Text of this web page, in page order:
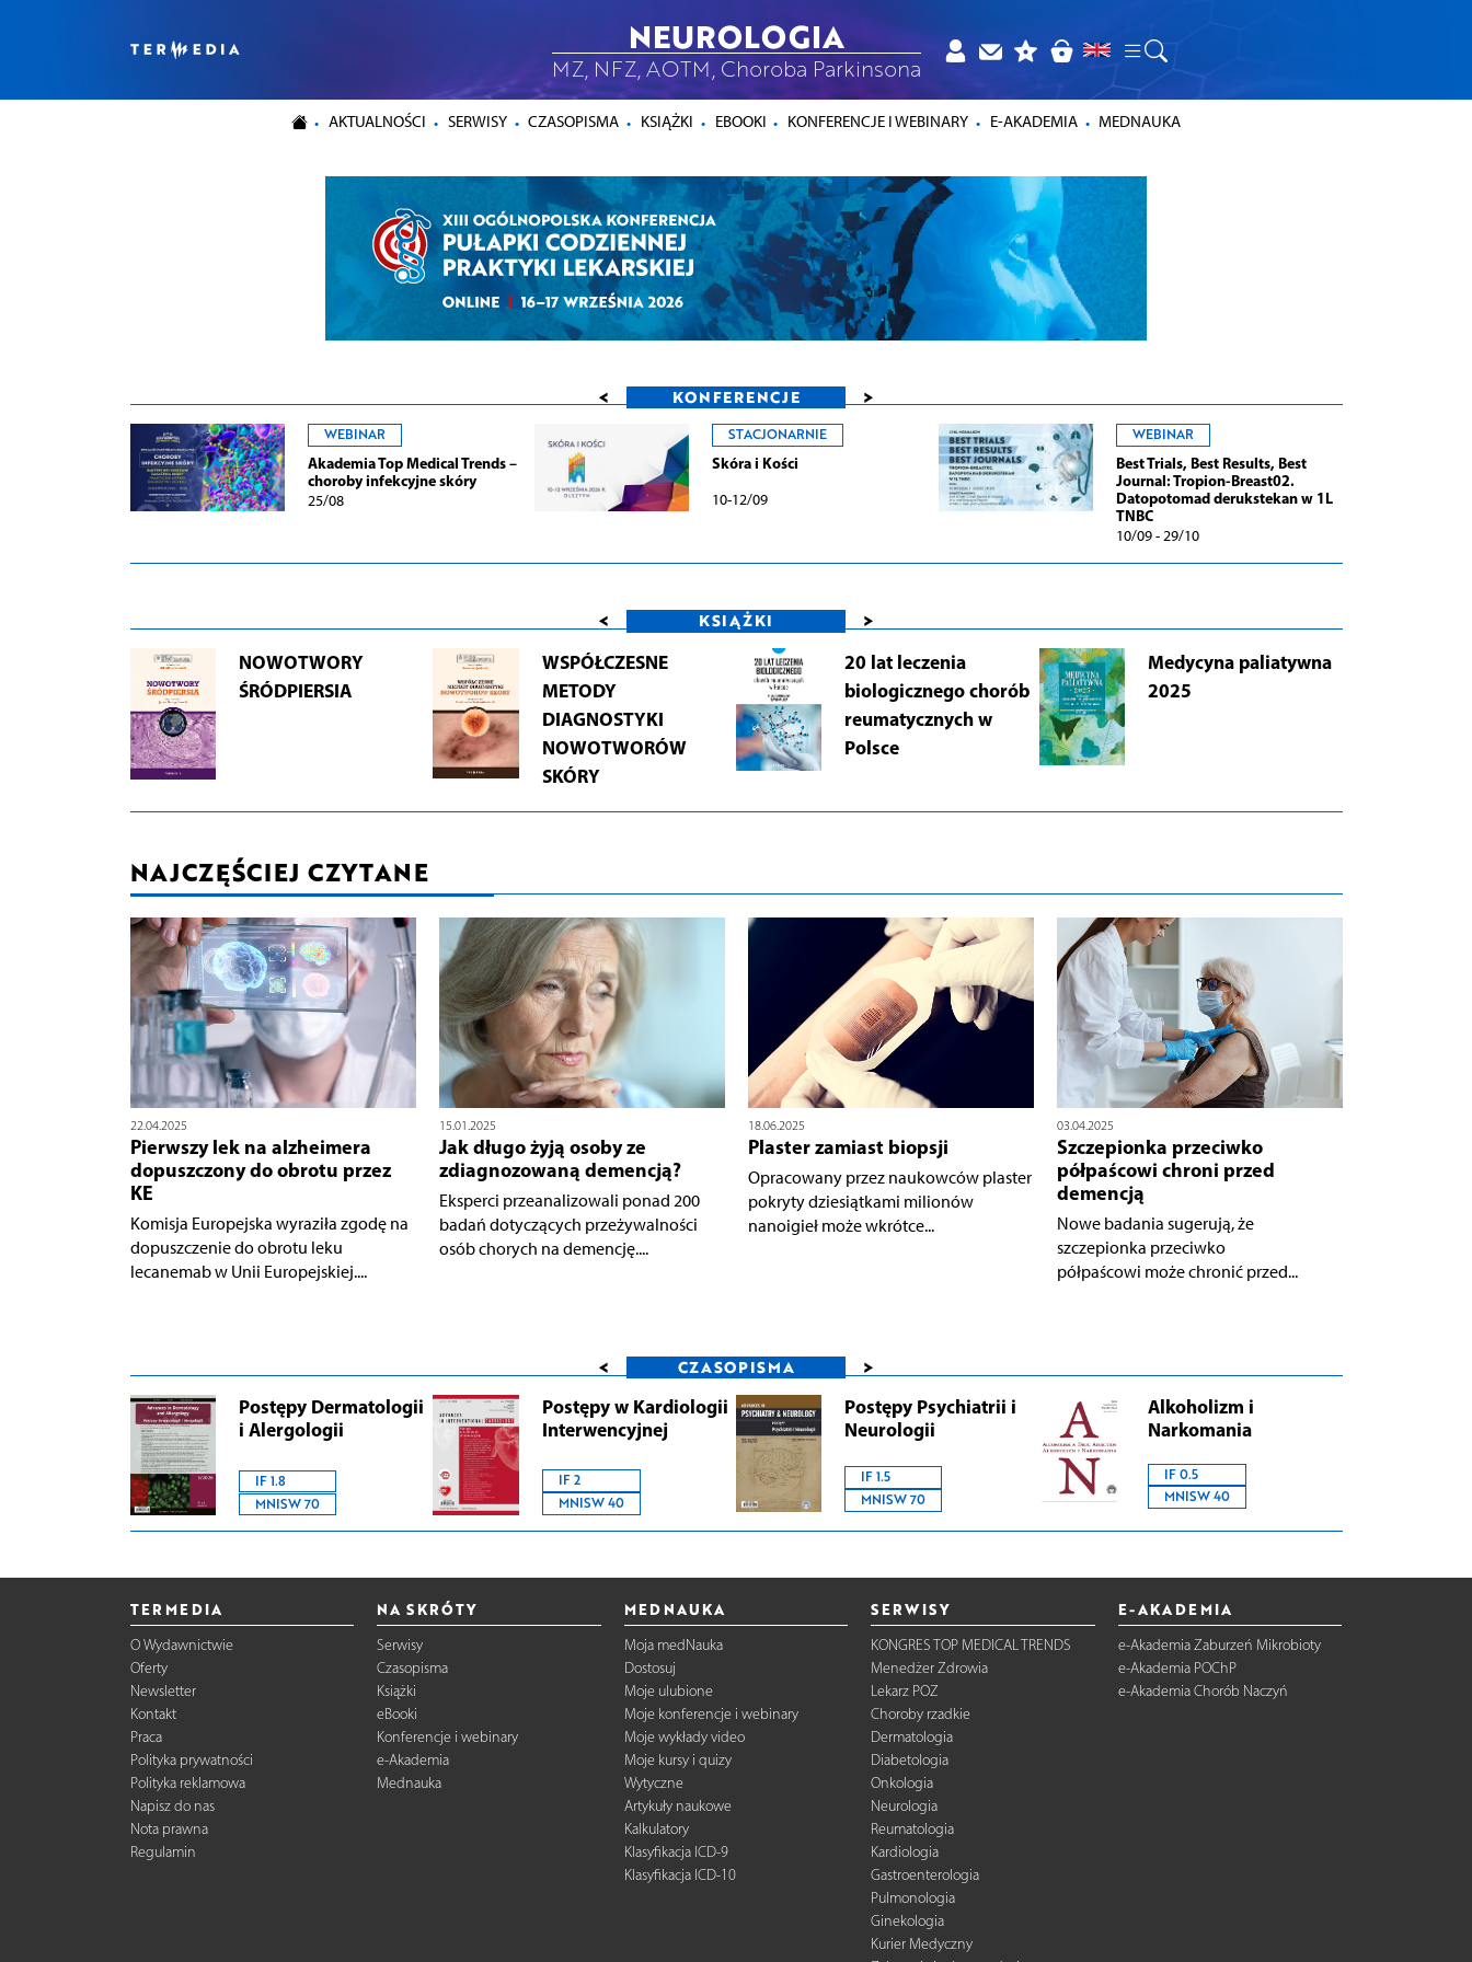
NEUROLOGIA
MZ, NFZ, AOTM, Choroba Parkinsona
AKTUALNOŚCI SERWISY CZASOPISMA KSIĄŻKI EBOOKI KONFERENCJE I WEBINARY E-AKADEMIA MEDNAUKA
< KONFERENCJE >
WEBINAR
Akademia Top Medical Trends –
choroby infekcyjne skóry
25/08
STACJONARNIE
Skóra i Kości
10-12/09
WEBINAR
Best Trials, Best Results, Best
Journal: Tropion-Breast02.
Datopotomad derukstekan w 1L
TNBC
10/09 - 29/10
< KSIĄŻKI >
NOWOTWORY
ŚRÓDPIERSIA
WSPÓŁCZESNE
METODY
DIAGNOSTYKI
NOWOTWORÓW
SKÓRY
20 lat leczenia
biologicznego chorób
reumatycznych w
Polsce
Medycyna paliatywna
2025
NAJCZĘŚCIEJ CZYTANE
22.04.2025
Pierwszy lek na alzheimera
dopuszczony do obrotu przez
KE
Komisja Europejska wyraziła zgodę na
dopuszczenie do obrotu leku
lecanemab w Unii Europejskiej....
15.01.2025
Jak długo żyją osoby ze
zdiagnozowaną demencją?
Eksperci przeanalizowali ponad 200
badań dotyczących przeżywalności
osób chorych na demencję....
18.06.2025
Plaster zamiast biopsji
Opracowany przez naukowców plaster
pokryty dziesiątkami milionów
nanoigieł może wkrótce...
03.04.2025
Szczepionka przeciwko
półpaścowi chroni przed
demencją
Nowe badania sugerują, że
szczepionka przeciwko
półpaścowi może chronić przed...
< CZASOPISMA >
Postępy Dermatologii
i Alergologii
IF 1.8
MNISW 70
Postępy w Kardiologii
Interwencyjnej
IF 2
MNISW 40
Postępy Psychiatrii i
Neurologii
IF 1.5
MNISW 70
Alkoholizm i
Narkomania
IF 0.5
MNISW 40
TERMEDIA
O Wydawnictwie
Oferty
Newsletter
Kontakt
Praca
Polityka prywatności
Polityka reklamowa
Napisz do nas
Nota prawna
Regulamin
NA SKRÓTY
Serwisy
Czasopisma
Książki
eBooki
Konferencje i webinary
e-Akademia
Mednauka
MEDNAUKA
Moja medNauka
Dostosuj
Moje ulubione
Moje konferencje i webinary
Moje wykłady video
Moje kursy i quizy
Wytyczne
Artykuły naukowe
Kalkulatory
Klasyfikacja ICD-9
Klasyfikacja ICD-10
SERWISY
KONGRES TOP MEDICAL TRENDS
Menedżer Zdrowia
Lekarz POZ
Choroby rzadkie
Dermatologia
Diabetologia
Onkologia
Neurologia
Reumatologia
Kardiologia
Gastroenterologia
Pulmonologia
Ginekologia
Kurier Medyczny
E-AKADEMIA
e-Akademia Zaburzeń Mikrobioty
e-Akademia POChP
e-Akademia Chorób Naczyń